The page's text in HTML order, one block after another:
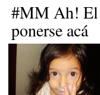
#MM Ah! El
ponerse acá